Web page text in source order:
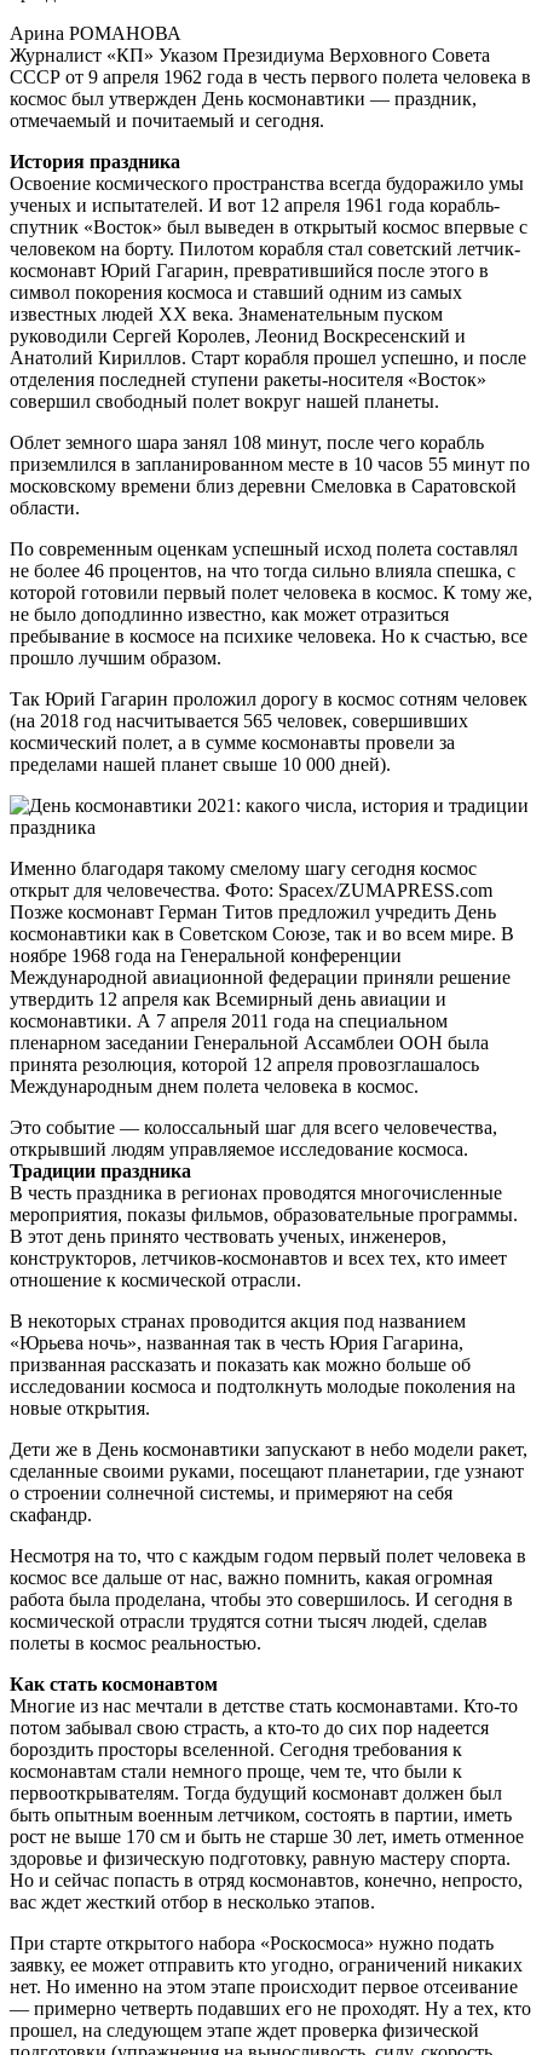
Арина РОМАНОВА
Журналист «КП» Указом Президиума Верховного Совета
СССР от 9 апреля 1962 года в честь первого полета человека в
космос был утвержден День космонавтики — праздник,
отмечаемый и почитаемый и сегодня.
История праздника
Освоение космического пространства всегда будоражило умы
ученых и испытателей. И вот 12 апреля 1961 года корабль-
спутник «Восток» был выведен в открытый космос впервые с
человеком на борту. Пилотом корабля стал советский летчик-
космонавт Юрий Гагарин, превратившийся после этого в
символ покорения космоса и ставший одним из самых
известных людей XX века. Знаменательным пуском
руководили Сергей Королев, Леонид Воскресенский и
Анатолий Кириллов. Старт корабля прошел успешно, и после
отделения последней ступени ракеты-носителя «Восток»
совершил свободный полет вокруг нашей планеты.
Облет земного шара занял 108 минут, после чего корабль
приземлился в запланированном месте в 10 часов 55 минут по
московскому времени близ деревни Смеловка в Саратовской
области.
По современным оценкам успешный исход полета составлял
не более 46 процентов, на что тогда сильно влияла спешка, с
которой готовили первый полет человека в космос. К тому же,
не было доподлинно известно, как может отразиться
пребывание в космосе на психике человека. Но к счастью, все
прошло лучшим образом.
Так Юрий Гагарин проложил дорогу в космос сотням человек
(на 2018 год насчитывается 565 человек, совершивших
космический полет, а в сумме космонавты провели за
пределами нашей планет свыше 10 000 дней).
Именно благодаря такому смелому шагу сегодня космос
открыт для человечества. Фото: Spacex/ZUMAPRESS.com
Позже космонавт Герман Титов предложил учредить День
космонавтики как в Советском Союзе, так и во всем мире. В
ноябре 1968 года на Генеральной конференции
Международной авиационной федерации приняли решение
утвердить 12 апреля как Всемирный день авиации и
космонавтики. А 7 апреля 2011 года на специальном
пленарном заседании Генеральной Ассамблеи ООН была
принята резолюция, которой 12 апреля провозглашалось
Международным днем полета человека в космос.
Это событие — колоссальный шаг для всего человечества,
открывший людям управляемое исследование космоса.
Традиции праздника
В честь праздника в регионах проводятся многочисленные
мероприятия, показы фильмов, образовательные программы.
В этот день принято чествовать ученых, инженеров,
конструкторов, летчиков-космонавтов и всех тех, кто имеет
отношение к космической отрасли.
В некоторых странах проводится акция под названием
«Юрьева ночь», названная так в честь Юрия Гагарина,
призванная рассказать и показать как можно больше об
исследовании космоса и подтолкнуть молодые поколения на
новые открытия.
Дети же в День космонавтики запускают в небо модели ракет,
сделанные своими руками, посещают планетарии, где узнают
о строении солнечной системы, и примеряют на себя
скафандр.
Несмотря на то, что с каждым годом первый полет человека в
космос все дальше от нас, важно помнить, какая огромная
работа была проделана, чтобы это совершилось. И сегодня в
космической отрасли трудятся сотни тысяч людей, сделав
полеты в космос реальностью.
Как стать космонавтом
Многие из нас мечтали в детстве стать космонавтами. Кто-то
потом забывал свою страсть, а кто-то до сих пор надеется
бороздить просторы вселенной. Сегодня требования к
космонавтам стали немного проще, чем те, что были к
первооткрывателям. Тогда будущий космонавт должен был
быть опытным военным летчиком, состоять в партии, иметь
рост не выше 170 см и быть не старше 30 лет, иметь отменное
здоровье и физическую подготовку, равную мастеру спорта.
Но и сейчас попасть в отряд космонавтов, конечно, непросто,
вас ждет жесткий отбор в несколько этапов.
При старте открытого набора «Роскосмоса» нужно подать
заявку, ее может отправить кто угодно, ограничений никаких
нет. Но именно на этом этапе происходит первое отсеивание
— примерно четверть подавших его не проходят. Ну а тех, кто
прошел, на следующем этапе ждет проверка физической